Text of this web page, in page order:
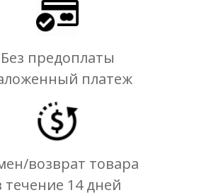
Без предоплаты
платеж
возврат товара
течение 14 дней